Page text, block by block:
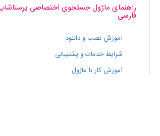
راهنمای ماژول جستجوی اختصاصی
فارسی
آموزش نصب و دانلود
شرایط خدمات و پشتیبانی
آموزش ­کار با ماژول